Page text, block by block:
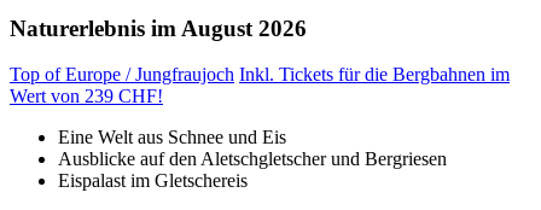
Naturerlebnis im August 2026
Top of Europe / Jungfraujoch Inkl. Tickets für die Bergbahnen im
Wert von 239 CHF!
Eine Welt aus Schnee und Eis
Ausblicke auf den Aletschgletscher und Bergriesen
Eispalast im Gletschereis